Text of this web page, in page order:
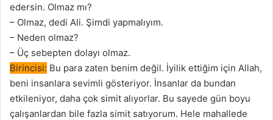
edersin. Olmaz mı?
– Olmaz, dedi Ali. Şimdi yapmalıyım.
– Neden olmaz?
– Üç sebepten dolayı olmaz.
Birincisi: Bu para zaten benim değil. İyilik ettiğim için Allah,
beni insanlara sevimli gösteriyor. İnsanlar da bundan
etkileniyor, daha çok simit alıyorlar. Bu sayede gün boyu
çalışanlardan bile fazla simit satıyorum. Hele mahallede